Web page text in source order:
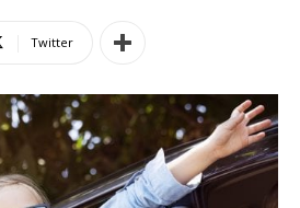
Twitter